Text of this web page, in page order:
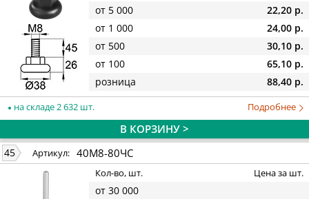
от 5 000
22,20 р.
от 1 000
24,00 р.
от 500
30,10 р.
от 100
65,10 р.
розница
88,40 р.
на складе 2 632 шт. Подробнее
В КОРЗИНУ >
45 Артикул: 40М8-80ЧС
Кол-во, шт. Цена за шт.
от 30 000